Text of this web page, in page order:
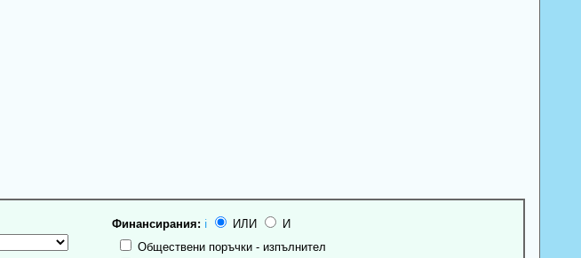
Финансирания: ℹ ИЛИ
И
Обществени поръчки - изпълнител